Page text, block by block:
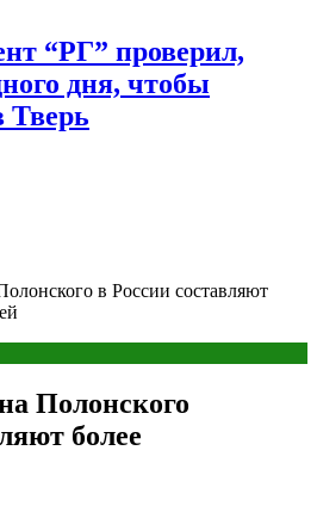
“РГ” проверил,
дня, чтобы
Тверь
в России составляют
Полонского
более